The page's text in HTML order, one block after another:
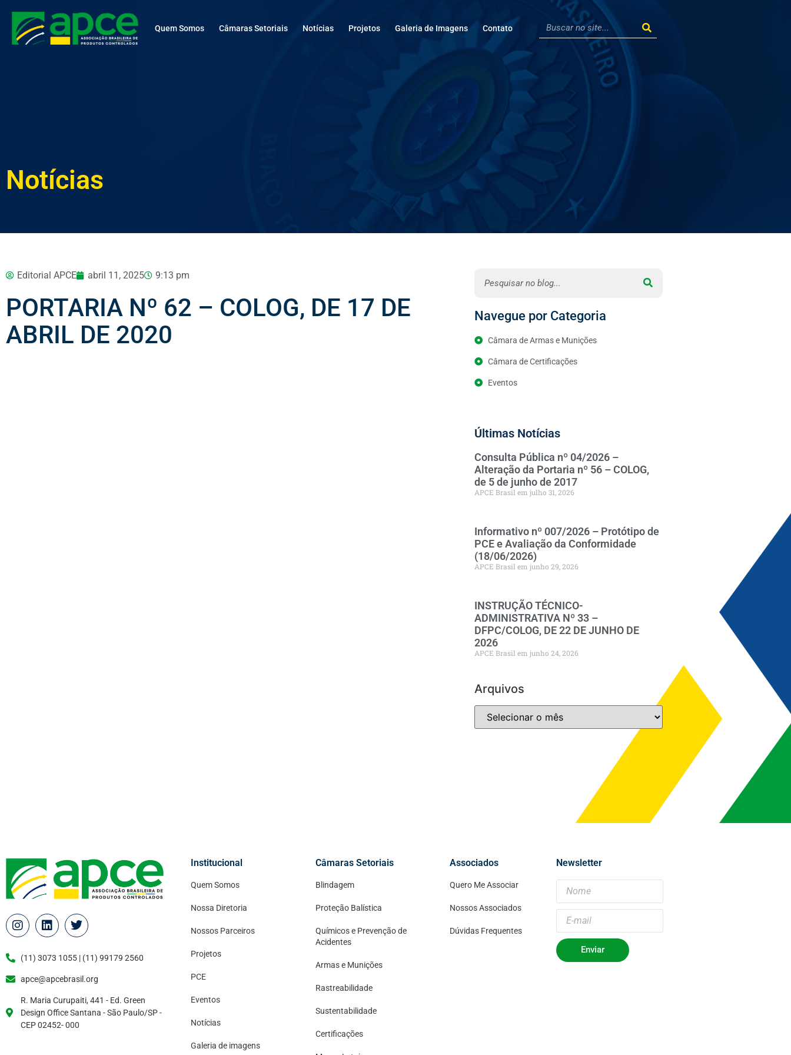
Quem Somos Câmaras Setoriais Notícias Projetos Galeria de Imagens Contato
Notícias
Editorial APCE abril 11, 2025 9:13 pm
PORTARIA Nº 62 – COLOG, DE 17 DE
ABRIL DE 2020
Navegue por Categoria
Câmara de Armas e Munições
Câmara de Certificações
Eventos
Últimas Notícias
Consulta Pública nº 04/2026 –
Alteração da Portaria nº 56 – COLOG,
de 5 de junho de 2017
APCE Brasil julho 31, 2026
Informativo nº 007/2026 – Protótipo de
PCE e Avaliação da Conformidade
(18/06/2026)
APCE Brasil junho 29, 2026
INSTRUÇÃO TÉCNICO-
ADMINISTRATIVA Nº 33 –
DFPC/COLOG, DE 22 DE JUNHO DE
2026
APCE Brasil junho 24, 2026
Arquivos
(11) 3073 1055 | (11) 99179 2560
apce@apcebrasil.org
R. Maria Curupaiti, 441 - Ed. Green
Design Office Santana - São Paulo/SP -
CEP 02452- 000
Institucional
Quem Somos
Nossa Diretoria
Nossos Parceiros
Projetos
PCE
Eventos
Notícias
Galeria de imagens
Câmaras Setoriais
Blindagem
Proteção Balística
Químicos e Prevenção de
Acidentes
Armas e Munições
Rastreabilidade
Sustentabilidade
Certificações
Associados
Quero Me Associar
Nossos Associados
Dúvidas Frequentes
Newsletter
Enviar